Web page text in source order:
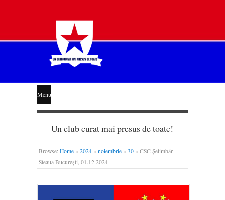
STEAUA
LIBERĂ
Menu
Un club curat mai presus de toate!
Browse: Home » 2024 » noiembrie » 30 » CSC Șelimbăr –
Steaua București, 01.12.2024